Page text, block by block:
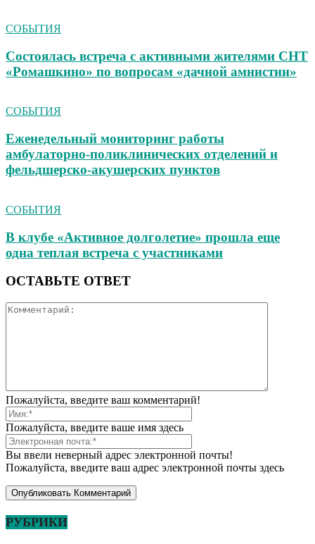
СОБЫТИЯ
Состоялась встреча с активными жителями СНТ
«Ромашкино» по вопросам «дачной амнистии»
СОБЫТИЯ
Еженедельный мониторинг работы
амбулаторно‑поликлинических отделений и
фельдшерско‑акушерских пунктов
СОБЫТИЯ
В клубе «Активное долголетие» прошла еще
одна теплая встреча с участниками
ОСТАВЬТЕ ОТВЕТ
Пожалуйста, введите ваш комментарий!
Пожалуйста, введите ваше имя здесь
Вы ввели неверный адрес электронной почты!
Пожалуйста, введите ваш адрес электронной почты здесь
РУБРИКИ